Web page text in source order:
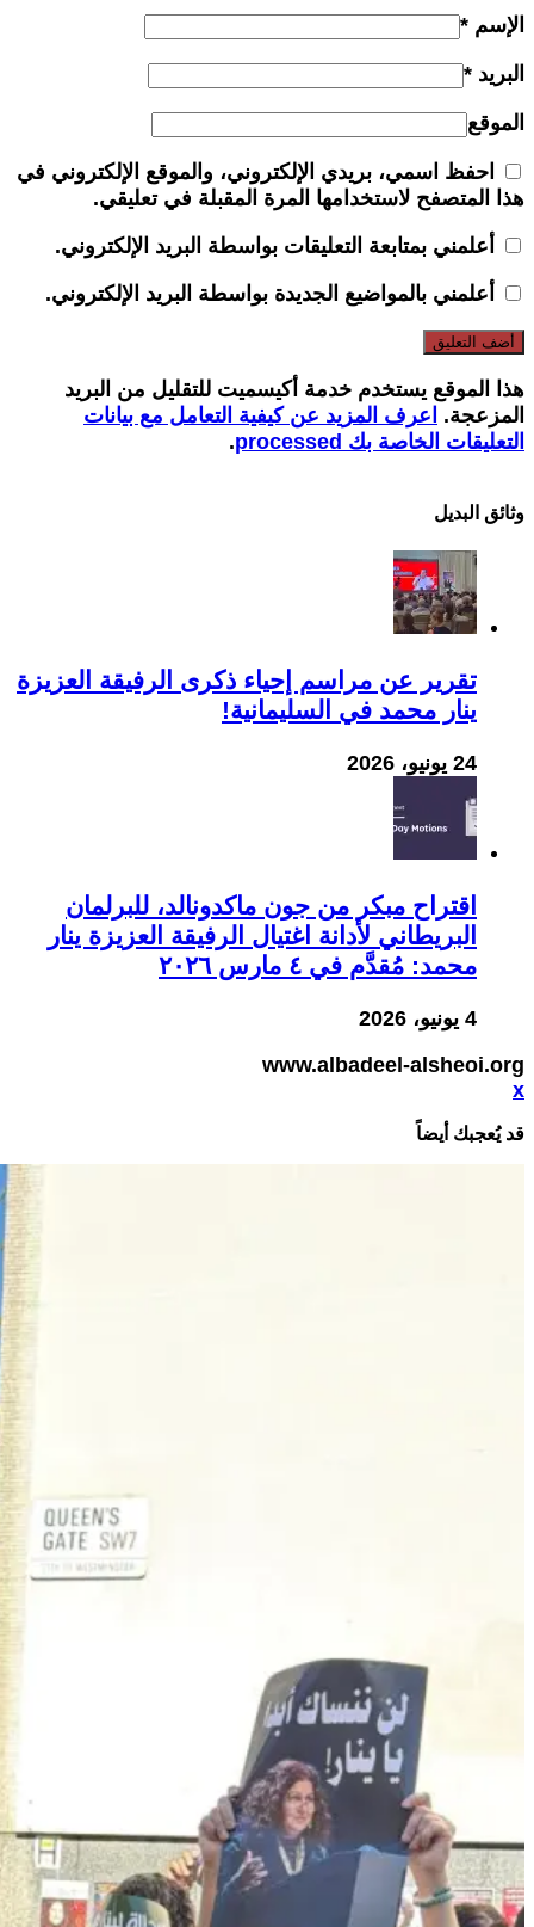
الإسم *
البريد *
الموقع
احفظ اسمي، بريدي الإلكتروني، والموقع الإلكتروني في
هذا المتصفح لاستخدامها المرة المقبلة في تعليقي.
أعلمني بمتابعة التعليقات بواسطة البريد الإلكتروني.
أعلمني بالمواضيع الجديدة بواسطة البريد الإلكتروني.
هذا الموقع يستخدم خدمة أكيسميت للتقليل من البريد
المزعجة. اعرف المزيد عن كيفية التعامل مع بيانات
التعليقات الخاصة بك processed
.
وثائق البدیل
تقرير عن مراسم إحياء ذكرى الرفيقة العزيزة
ينار محمد في السليمانية!
24 يونيو، 2026
اقتراح مبكر من جون ماكدونالد، للبرلمان
البريطاني لأدانة اغتيال الرفيقة العزيزة ينار
محمد: مُقدَّم في ٤ مارس ٢٠٢٦
4 يونيو، 2026
www.albadeel-alsheoi.org
x